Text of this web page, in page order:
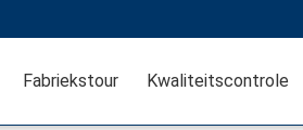
Fabriekstour Kwaliteitscontrole